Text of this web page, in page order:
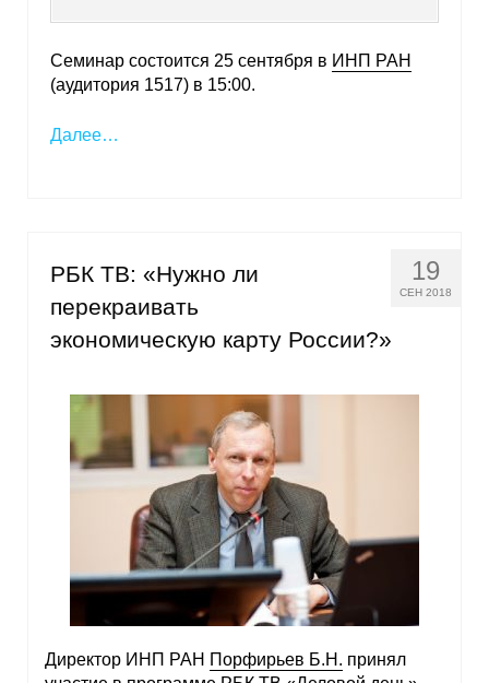
Семинар состоится 25 сентября в ИНП РАН
(аудитория 1517) в 15:00.
Далее…
19
СЕН 2018
РБК ТВ: «Нужно ли
перекраивать
экономическую карту России?»
Директор ИНП РАН Порфирьев Б.Н. принял